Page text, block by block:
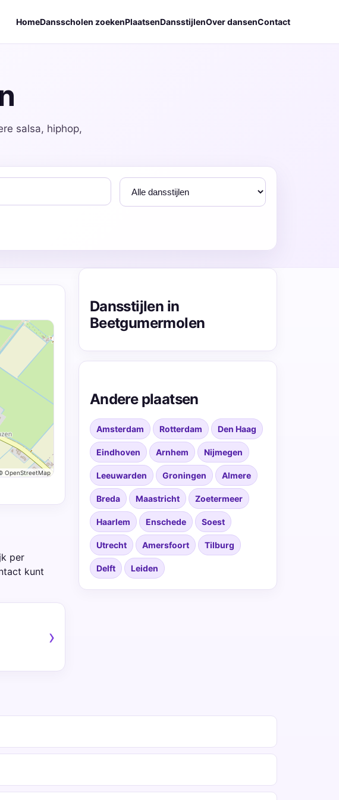
HomeDansscholen zoekenPlaatsenDansstijlenOver dansenContact
salsa, hiphop,
OpenStreetMap
per
kunt
Dansstijlen in
Beetgumermolen
Andere plaatsen
Amsterdam Rotterdam Den Haag
Eindhoven Arnhem Nijmegen
Leeuwarden Groningen Almere
Breda Maastricht Zoetermeer
Haarlem Enschede Soest
Utrecht Amersfoort Tilburg
Delft Leiden